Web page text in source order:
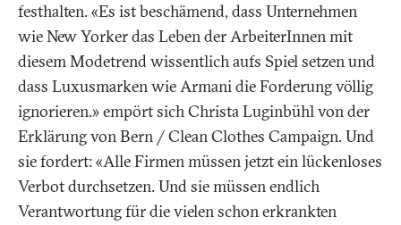
festhalten. «Es ist beschämend, dass Unternehmen
wie New Yorker das Leben der ArbeiterInnen mit
diesem Modetrend wissentlich aufs Spiel setzen und
dass Luxusmarken wie Armani die Forderung völlig
ignorieren.» empört sich Christa Luginbühl von der
Erklärung von Bern / Clean Clothes Campaign. Und
sie fordert: «Alle Firmen müssen jetzt ein lückenloses
Verbot durchsetzen. Und sie müssen endlich
Verantwortung für die vielen schon erkrankten